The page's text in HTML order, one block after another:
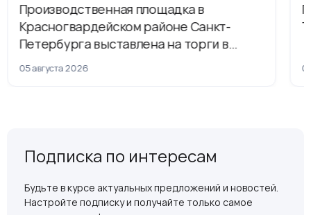
Производственная площадка в
Красногвардейском районе Санкт-
Петербурга выставлена на торги в
рамках приватизации
05 августа 2026
Подписка по интересам
Будьте в курсе актуальных предложений и новостей.
Настройте подписку и получайте только самое